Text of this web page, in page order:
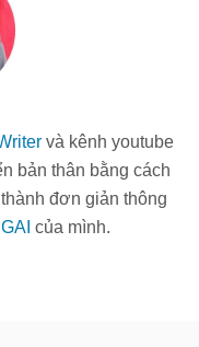
và kênh youtube
bản thân bằng cách
đơn giản thông
của mình.